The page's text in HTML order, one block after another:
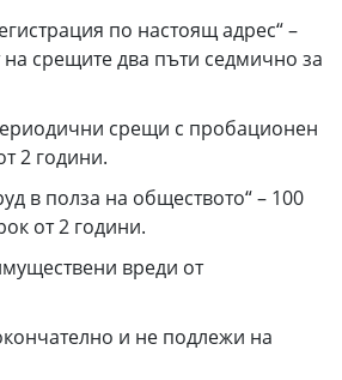
по настоящ адрес“ –
срещите два пъти седмично за
срещи с пробационен
2 години.
в полза на обществото“ – 100
от 2 години.
вреди от
и не подлежи на